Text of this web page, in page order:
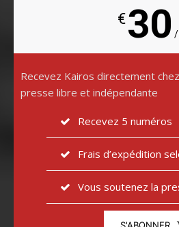
€30 /
Recevez Kairos directement
presse libre et indépendante
Recevez 5 numéros
Frais d’expédition
Vous soutenez la